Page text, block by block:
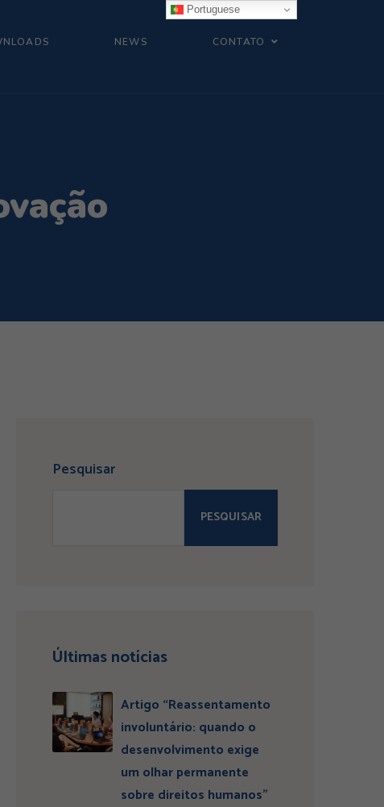
NEWS CONTATO
Pesquisar
PESQUISAR
Últimas notícias
Artigo “Reassentamento
involuntário: quando o
desenvolvimento exige
um olhar permanente
sobre direitos humanos”
Portuguese